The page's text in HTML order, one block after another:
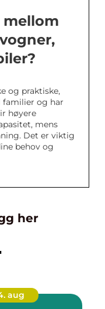
mellom
og praktiske,
familier og har
høyere
mens
Det er viktig
behov og
her
aug